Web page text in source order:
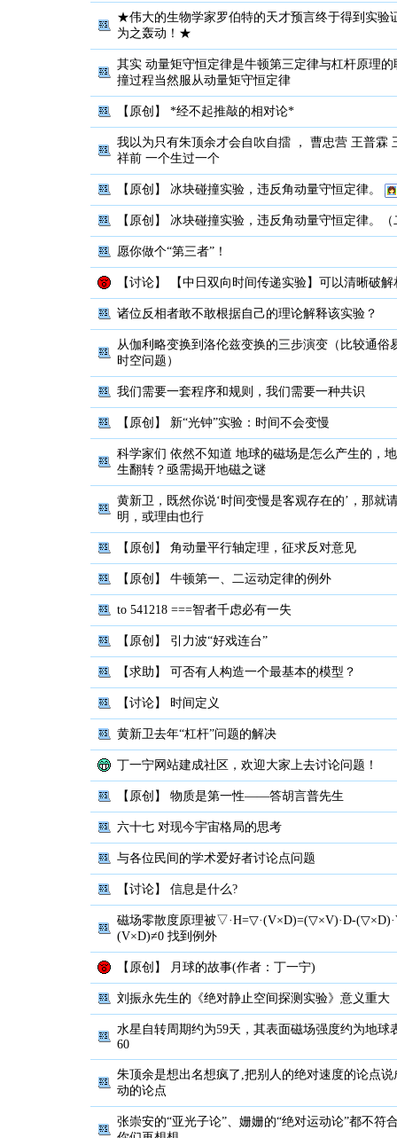
★伟大的生物学家罗伯特的天才预言终于得到实验
为之轰动！★
其实 动量矩守恒定律是牛顿第三定律与杠杆原理
撞过程当然服从动量矩守恒定律
【原创】 *经不起推敲的相对论*
我以为只有朱顶余才会自吹自擂 ， 曹忠营 王普霖
祥前 一个生过一个
【原创】 冰块碰撞实验，违反角动量守恒定律。
【原创】 冰块碰撞实验，违反角动量守恒定律。（
愿你做个“第三者”！
【讨论】 【中日双向时间传递实验】可以清晰破
诸位反相者敢不敢根据自己的理论解释该实验？
从伽利略变换到洛伦兹变换的三步演变（比较通俗
时空问题）
我们需要一套程序和规则，我们需要一种共识
【原创】 新“光钟”实验：时间不会变慢
科学家们 依然不知道 地球的磁场是怎么产生的，
生翻转？亟需揭开地磁之谜
黄新卫，既然你说‘时间变慢是客观存在的’，那就
明，或理由也行
【原创】 角动量平行轴定理，征求反对意见
【原创】 牛顿第一、二运动定律的例外
to 541218 ===智者千虑必有一失
【原创】 引力波“好戏连台”
【求助】 可否有人构造一个最基本的模型？
【讨论】 时间定义
黄新卫去年“杠杆”问题的解决
丁一宁网站建成社区，欢迎大家上去讨论问题！
【原创】 物质是第一性——答胡言普先生
六十七 对现今宇宙格局的思考
与各位民间的学术爱好者讨论点问题
【讨论】 信息是什么?
磁场零散度原理被▽·H=▽·(V×D)=(▽×V)·D-
(V×D)≠0 找到例外
【原创】 月球的故事(作者：丁一宁)
刘振永先生的《绝对静止空间探测实验》意义重大
水星自转周期约为59天，其表面磁场强度约为地球
60
朱顶余是想出名想疯了,把别人的绝对速度的论点
动的论点
张崇安的“亚光子论”、姗姗的“绝对运动论”都不符